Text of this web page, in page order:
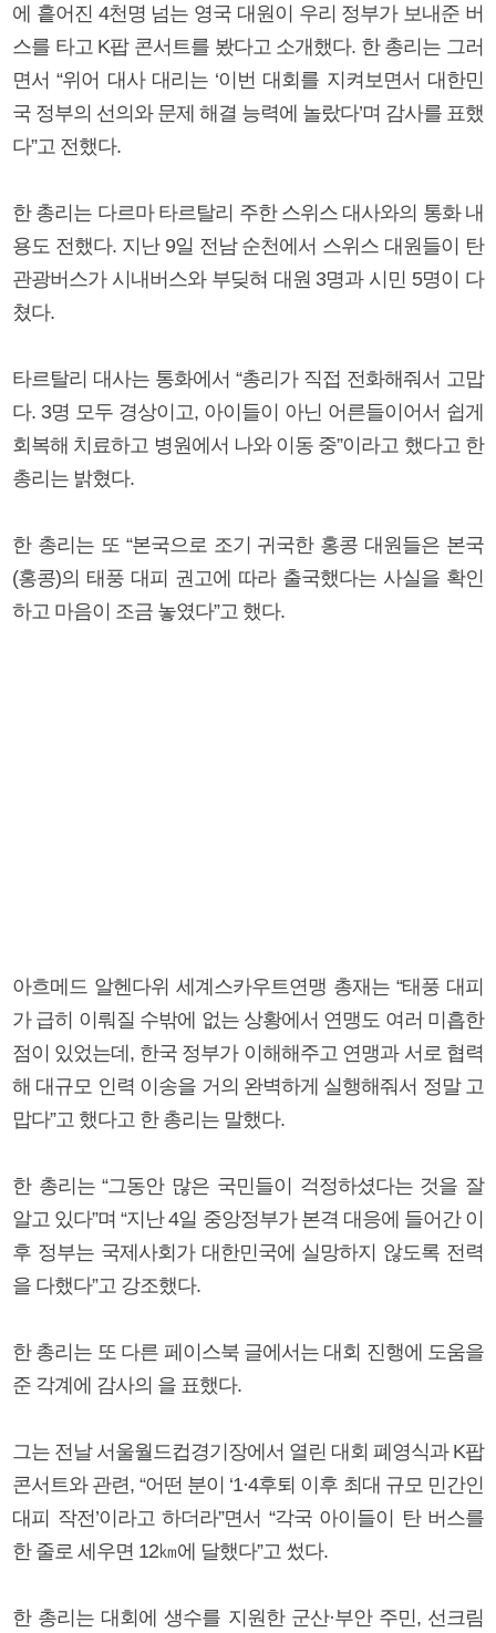
에 흩어진 4천명 넘는 영국 대원이 우리 정부가 보내준 버
스를 타고 K팝 콘서트를 봤다고 소개했다. 한 총리는 그러
면서 “위어 대사 대리는 ‘이번 대회를 지켜보면서 대한민
국 정부의 선의와 문제 해결 능력에 놀랐다’며 감사를 표했
다”고 전했다.
한 총리는 다르마 타르탈리 주한 스위스 대사와의 통화 내
용도 전했다. 지난 9일 전남 순천에서 스위스 대원들이 탄
관광버스가 시내버스와 부딪혀 대원 3명과 시민 5명이 다
쳤다.
타르탈리 대사는 통화에서 “총리가 직접 전화해줘서 고맙
다. 3명 모두 경상이고, 아이들이 아닌 어른들이어서 쉽게
회복해 치료하고 병원에서 나와 이동 중”이라고 했다고 한
총리는 밝혔다.
한 총리는 또 “본국으로 조기 귀국한 홍콩 대원들은 본국
(홍콩)의 태풍 대피 권고에 따라 출국했다는 사실을 확인
하고 마음이 조금 놓였다”고 했다.
아흐메드 알헨다위 세계스카우트연맹 총재는 “태풍 대피
가 급히 이뤄질 수밖에 없는 상황에서 연맹도 여러 미흡한
점이 있었는데, 한국 정부가 이해해주고 연맹과 서로 협력
해 대규모 인력 이송을 거의 완벽하게 실행해줘서 정말 고
맙다”고 했다고 한 총리는 말했다.
한 총리는 “그동안 많은 국민들이 걱정하셨다는 것을 잘
알고 있다”며 “지난 4일 중앙정부가 본격 대응에 들어간 이
후 정부는 국제사회가 대한민국에 실망하지 않도록 전력
을 다했다”고 강조했다.
한 총리는 또 다른 페이스북 글에서는 대회 진행에 도움을
준 각계에 감사의 을 표했다.
그는 전날 서울월드컵경기장에서 열린 대회 폐영식과 K팝
콘서트와 관련, “어떤 분이 ‘1·4후퇴 이후 최대 규모 민간인
대피 작전’이라고 하더라”면서 “각국 아이들이 탄 버스를
한 줄로 세우면 12㎞에 달했다”고 썼다.
한 총리는 대회에 생수를 지원한 군산·부안 주민, 선크림